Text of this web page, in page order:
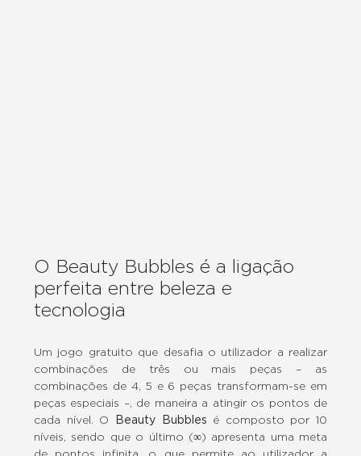
O Beauty Bubbles é a ligação
perfeita entre beleza e
tecnologia
Um jogo gratuito que desafia o utilizador a realizar
combinações de três ou mais peças – as
combinações de 4, 5 e 6 peças transformam-se em
peças especiais –, de maneira a atingir os pontos de
cada nível. O
Beauty Bubbles é composto por 10
níveis, sendo que o último (∞) apresenta uma meta